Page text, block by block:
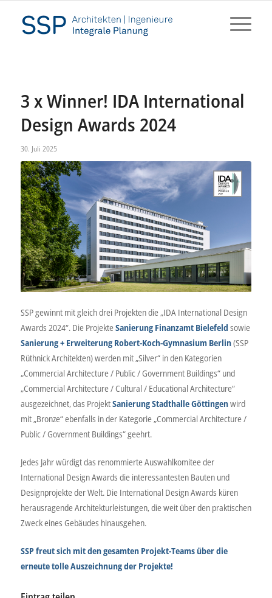
3 x Winner! IDA International
Design Awards 2024
30. Juli 2025
SSP gewinnt mit gleich drei Projekten die „IDA International Design
Awards 2024“. Die ProjekteSanierung Finanzamt Bielefeld sowie
Sanierung + Erweiterung Robert-Koch-Gymnasium Berlin(SSP
Rüthnick Architekten) werden mit „Silver“ in den Kategorien
„Commercial Architecture / Public / Government Buildings“ und
„Commercial Architecture / Cultural / Educational Architecture“
ausgezeichnet, das ProjektSanierung Stadthalle Göttingenwird
mit „Bronze“ ebenfalls in der Kategorie „Commercial Architecture /
Public / Government Buildings“ geehrt.
Jedes Jahr würdigt das renommierte Auswahlkomitee der
International Design Awards die interessantesten Bauten und
Designprojekte der Welt. Die International Design Awards küren
herausragende Architekturleistungen, die weit über den praktischen
Zweck eines Gebäudes hinausgehen.
SSP freut sich mit den gesamten Projekt-Teams über die
erneute tolle Auszeichnung der Projekte!